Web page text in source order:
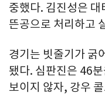
중했다. 김진성은
뜬공으로 처리하고
경기는 빗줄기가 굵
됐다. 심판진은 46
보이지 않자, 강우